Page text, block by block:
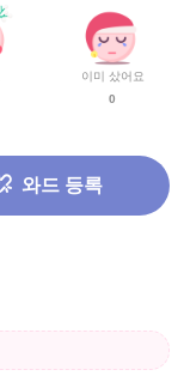
이미 샀어요
0
와드 등록